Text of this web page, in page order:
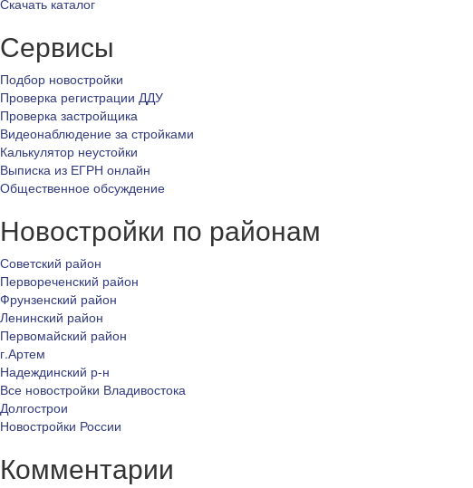
Скачать каталог
Сервисы
Подбор новостройки
Проверка регистрации ДДУ
Проверка застройщика
Видеонаблюдение за стройками
Калькулятор неустойки
Выписка из ЕГРН онлайн
Общественное обсуждение
Новостройки по районам
Советский район
Первореченский район
Фрунзенский район
Ленинский район
Первомайский район
г.Артем
Надеждинский р-н
Все новостройки Владивостока
Долгострои
Новостройки России
Комментарии